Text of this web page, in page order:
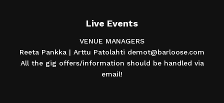
Live Events
VENUE MANAGERS
Reeta Pankka | Arttu Patolahti demot@barloose.com
All the gig offers/information should be handled via
email!